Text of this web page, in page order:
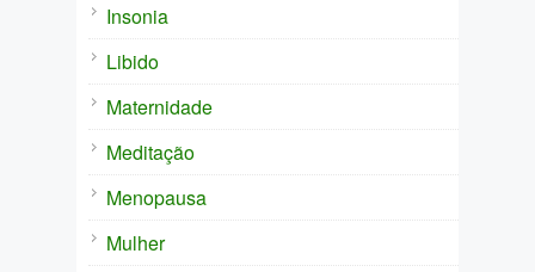
Insonia
Libido
Maternidade
Meditação
Menopausa
Mulher